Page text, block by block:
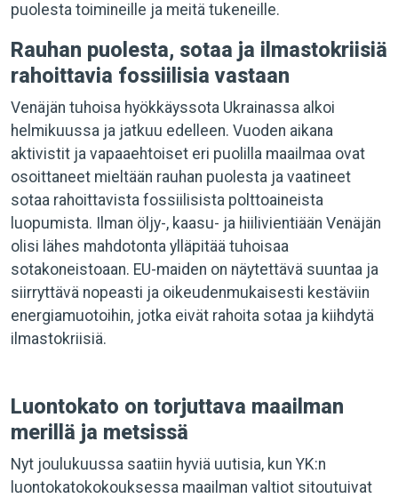
puolesta toimineille ja meitä tukeneille.
Rauhan puolesta, sotaa ja ilmastokriisiä
rahoittavia fossiilisia vastaan
Venäjän tuhoisa hyökkäyssota Ukrainassa alkoi
helmikuussa ja jatkuu edelleen. Vuoden aikana
aktivistit ja vapaaehtoiset eri puolilla maailmaa ovat
osoittaneet mieltään rauhan puolesta ja vaatineet
sotaa rahoittavista fossiilisista polttoaineista
luopumista. Ilman öljy-, kaasu- ja hiilivientiään Venäjän
olisi lähes mahdotonta ylläpitää tuhoisaa
sotakoneistoaan. EU-maiden on näytettävä suuntaa ja
siirryttävä nopeasti ja oikeudenmukaisesti kestäviin
energiamuotoihin, jotka eivät rahoita sotaa ja kiihdytä
ilmastokriisiä.
Luontokato on torjuttava maailman
merillä ja metsissä
Nyt joulukuussa saatiin hyviä uutisia, kun YK:n
luontokatokokouksessa maailman valtiot sitoutuivat